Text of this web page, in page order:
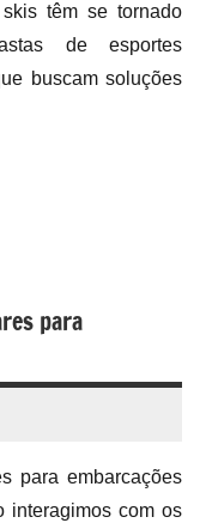
têm se tornado
de esportes
buscam soluções
para
para embarcações
interagimos com os